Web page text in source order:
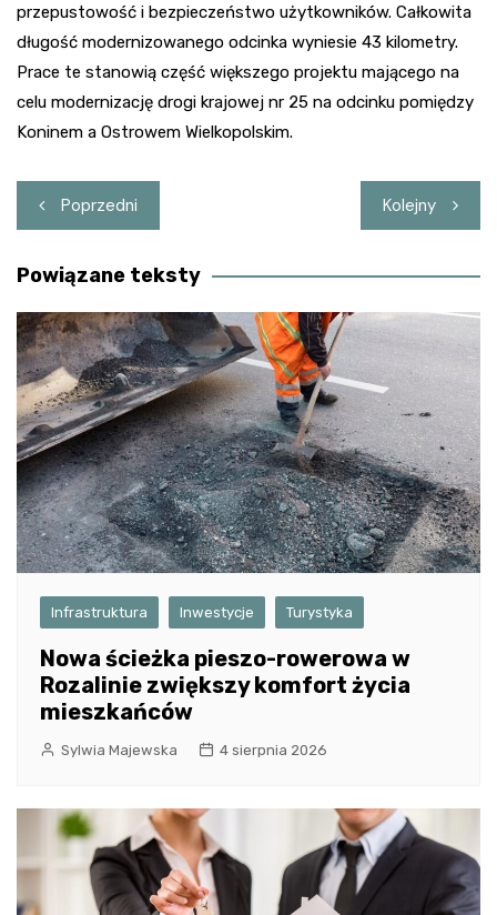
przepustowość i bezpieczeństwo użytkowników. Całkowita
długość modernizowanego odcinka wyniesie 43 kilometry.
Prace te stanowią część większego projektu mającego na
celu modernizację drogi krajowej nr 25 na odcinku pomiędzy
Koninem a Ostrowem Wielkopolskim.
Nawigacja
wpisu
Poprzedni Kolejny
Powiązane teksty
Infrastruktura Inwestycje Turystyka
Nowa ścieżka pieszo-rowerowa w
Rozalinie zwiększy komfort życia
mieszkańców
Sylwia Majewska 4 sierpnia 2026